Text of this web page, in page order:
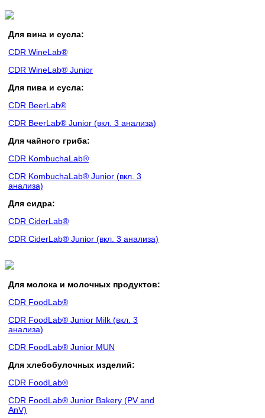
Для вина и сусла:
CDR WineLab®
CDR WineLab® Junior
Для пива и сусла:
CDR BeerLab®
CDR BeerLab® Junior (вкл. 3 анализа)
Для чайного гриба:
CDR KombuchaLab®
CDR KombuchaLab® Junior (вкл. 3
анализа)
Для сидра:
CDR CiderLab®
CDR CiderLab® Junior (вкл. 3 анализа)
Для молока и молочных продуктов:
CDR FoodLab®
CDR FoodLab® Junior Milk (вкл. 3
анализа)
CDR FoodLab® Junior MUN
Для хлебобулочных изделий:
CDR FoodLab®
CDR FoodLab® Junior Bakery (PV and
AnV)